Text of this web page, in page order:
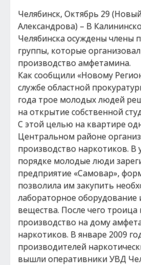
Челябинск, Октябрь 29
Александрова) – В
Челябинска осуждены члены
группы, которые
производство амфетамина.
Как сообщили «Новому
службе областной
года трое молодых людей
на открытие собственной
С этой целью на квартире
Центральном районе
производство наркотиков. В
порядке молодые люди
предприятие «Самовар»,
позволила им закупить
лабораторное оборудование
вещества. После чего троица
производство на дому
наркотиков. В январе 2009
производителей
вышли оперативники УВД